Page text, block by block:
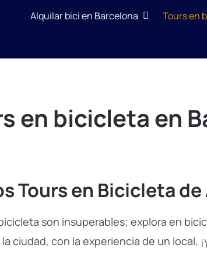
Alquilar bici en Barcelona Tours en
en bicicleta en
Tours en Bicicleta de
son insuperables; explora en
ciudad, con la experiencia de un local,